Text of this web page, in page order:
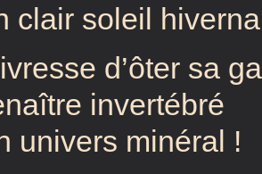
clair soleil
d’ôter sa
invertébré
univers minéral !